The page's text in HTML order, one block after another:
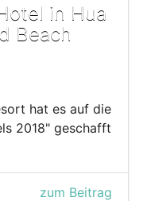
in Hua
Beach
hat es auf die
2018" geschafft
zum Beitrag